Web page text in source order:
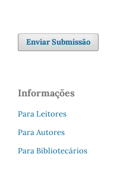
Enviar Submissão
Informações
Para Leitores
Para Autores
Para Bibliotecários